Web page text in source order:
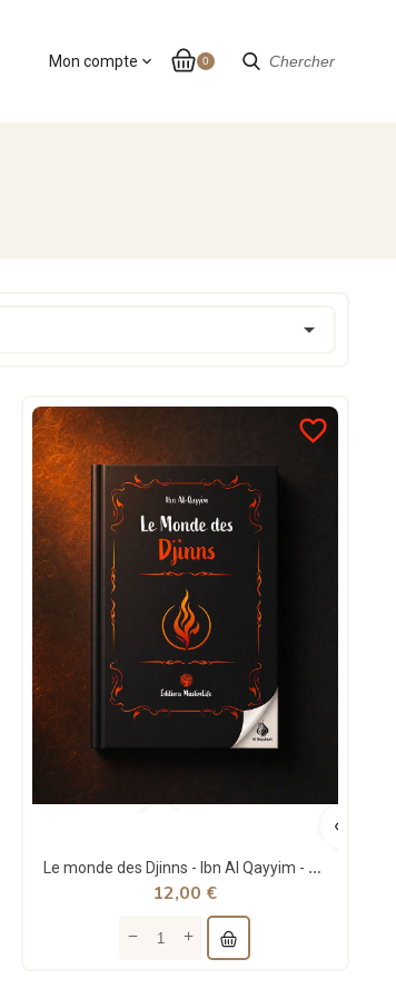
Chercher
0
Mon compte expand_more

favorite_border
Le monde des Djinns - Ibn Al Qayyim - MuslimLife
12,00 €